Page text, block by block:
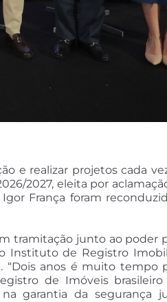
e realizar projetos cada
2027, eleita por
França foram
tramitação junto ao poder
de Registro
anos é muito tempo
de Imóveis
garantia da segurança